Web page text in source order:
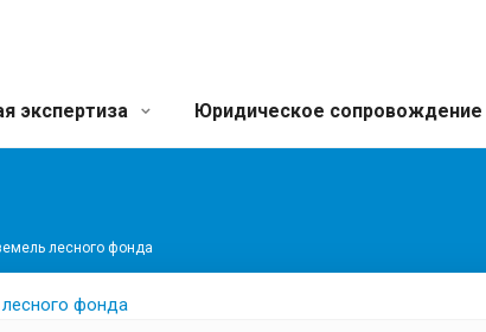
экспертиза Юридическое сопровождение
лесного фонда